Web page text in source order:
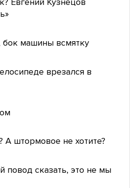
машины всмятку
врезался в
А штормовое не хотите?
повод сказать, это не мы